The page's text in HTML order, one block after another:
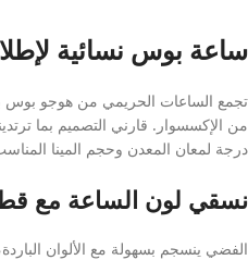
ساعة بوس نسائية
تجمع الساعات الحريمي من هوجو بوس
من الإكسسوار. قارني التصميم بما
درجة لمعان المعدن وحجم المينا
نسقي لون الساعة مع
الفضي ينسجم بسهولة مع الألوان